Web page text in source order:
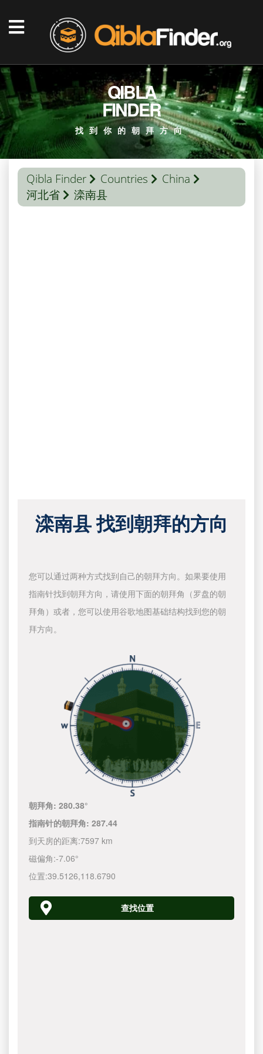
QIBLA
FINDER
找到你的朝拜方向
Qibla Finder Countries
China
河北省
滦南县
滦南县 找到朝拜的方向
您可以通过两种方式找到自己的朝拜方向。如果要使用
指南针找到朝拜方向，请使用下面的朝拜角（罗盘的朝
拜角）或者，您可以使用谷歌地图基础结构找到您的朝
拜方向。
朝拜角:280.38°
指南针的朝拜角:287.44
到天房的距离:7597 km
磁偏角:-7.06°
位置:39.5126,118.6790
查找位置